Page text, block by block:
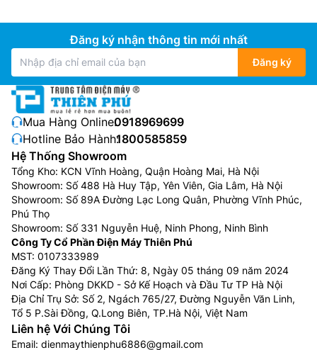
Đăng ký nhận thông tin mới nhất
Đăng ký
Mua Hàng Online:0918969699
Hotline Bảo Hành:1800585859
Hệ Thống Showroom
Tổng Kho: KCN Vĩnh Hoàng, Quận Hoàng Mai, Hà Nội
Showroom: Số 488 Hà Huy Tập, Yên Viên, Gia Lâm, Hà Nội
Showroom: Số 89A Đường Lạc Long Quân, Phường Vĩnh Phúc,
Phú Thọ
Showroom: Số 331 Nguyễn Huệ, Ninh Phong, Ninh Bình
Công Ty Cổ Phần Điện Máy Thiên Phú
MST: 0107333989
Đăng Ký Thay Đổi Lần Thứ: 8, Ngày 05 tháng 09 năm 2024
Nơi Cấp: Phòng DKKD - Sở Kế Hoạch và Đầu Tư TP Hà Nội
Địa Chỉ Trụ Sở: Số 2, Ngách 765/27, Đường Nguyễn Văn Linh,
Tổ 5 P.Sài Đồng, Q.Long Biên, TP.Hà Nội, Việt Nam
Liên hệ Với Chúng Tôi
Email: dienmaythienphu6886@gmail.com